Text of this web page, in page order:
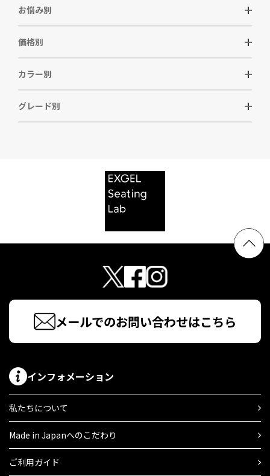
お悩み別
価格別
カラー別
グレード別
メールでのお問い合わせはこちら
インフォメーション
私たちについて
Made in Japanへのこだわり
ご利用ガイド